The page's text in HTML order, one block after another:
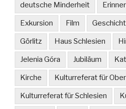
deutsche Minderheit
Exkursion Film
Görlitz Haus Schlesien
Jelenia Góra Jubiläum
Kirche Kulturreferat für
Kulturreferat für Schlesien